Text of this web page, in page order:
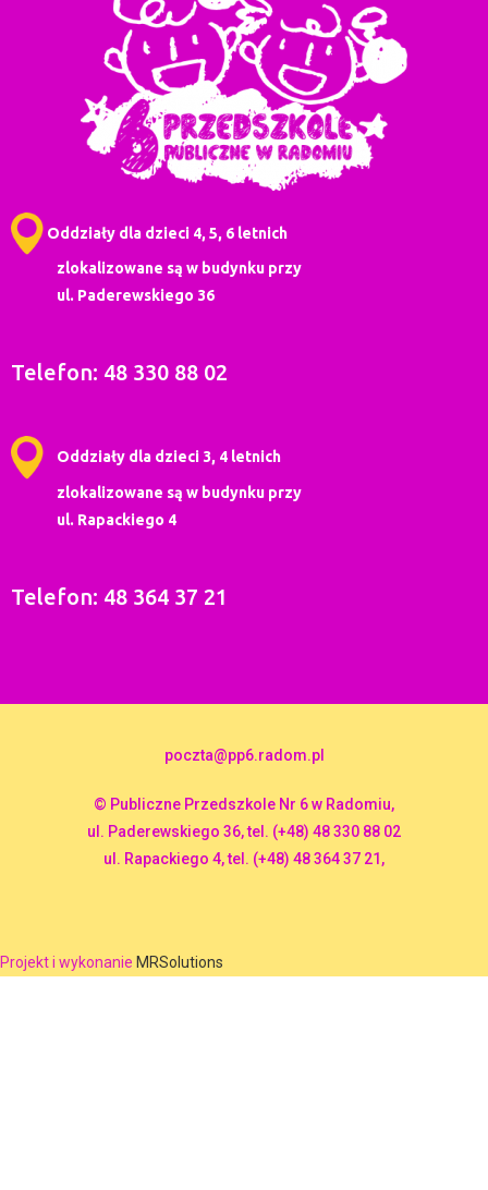
Oddziały dla dzieci 4, 5, 6 letnich
zlokalizowane są w budynku przy
ul. Paderewskiego 36
Telefon: 48 330 88 02
Oddziały dla dzieci 3, 4 letnich
zlokalizowane są w budynku przy
ul. Rapackiego 4
Telefon: 48 364 37 21
poczta@pp6.radom.pl
© Publiczne Przedszkole Nr 6 w Radomiu,
ul. Paderewskiego 36, tel. (+48) 48 330 88 02
ul. Rapackiego 4, tel. (+48) 48 364 37 21,
Projekt i wykonanie MRSolutions